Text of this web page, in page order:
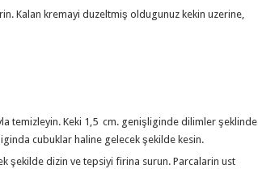
Kalan kremayi duzeltmiş oldugunuz kekin uzerine,
temizleyin. Keki 1,5 cm. genişliginde dilimler şeklinde
cubuklar haline gelecek şekilde kesin.
şekilde dizin ve tepsiyi firina surun. Parcalarin ust